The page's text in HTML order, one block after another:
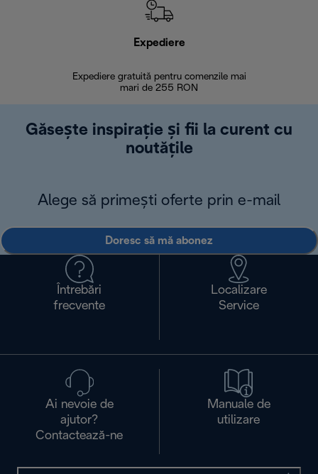
Expediere
Expediere gratuită pentru comenzile mai
mari de 255 RON
Găsește inspirație și fii la curent cu
noutățile
Alege să primești oferte prin e-mail
Doresc să mă abonez
Întrebări
frecvente
Localizare
Service
Ai nevoie de
ajutor?
Contactează-ne
Manuale de
utilizare